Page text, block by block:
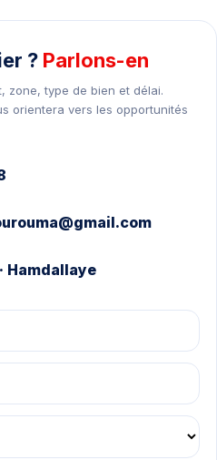
? Parlons-en
zone, type de bien et délai.
orientera vers les opportunités
Hamdallaye